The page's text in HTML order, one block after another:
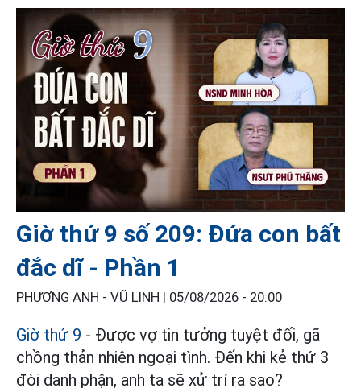
Giờ thứ 9 số 209: Đứa con bất
đắc dĩ - Phần 1
PHƯƠNG ANH - VŨ LINH | 05/08/2026 - 20:00
Giờ thứ 9 - Được vợ tin tưởng tuyệt đối, gã
chồng thản nhiên ngoại tình. Đến khi kẻ thứ 3
đòi danh phận, anh ta sẽ xử trí ra sao?